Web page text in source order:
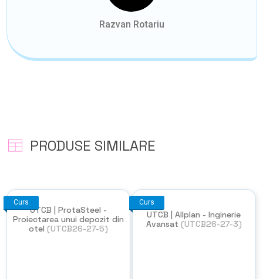
Razvan Rotariu
PRODUSE SIMILARE
Curs
UTCB | ProtaSteel -
Proiectarea unui depozit din
otel (UTCB26-27-5)
Curs
UTCB | Allplan - Inginerie
Avansat (UTCB26-27-3)